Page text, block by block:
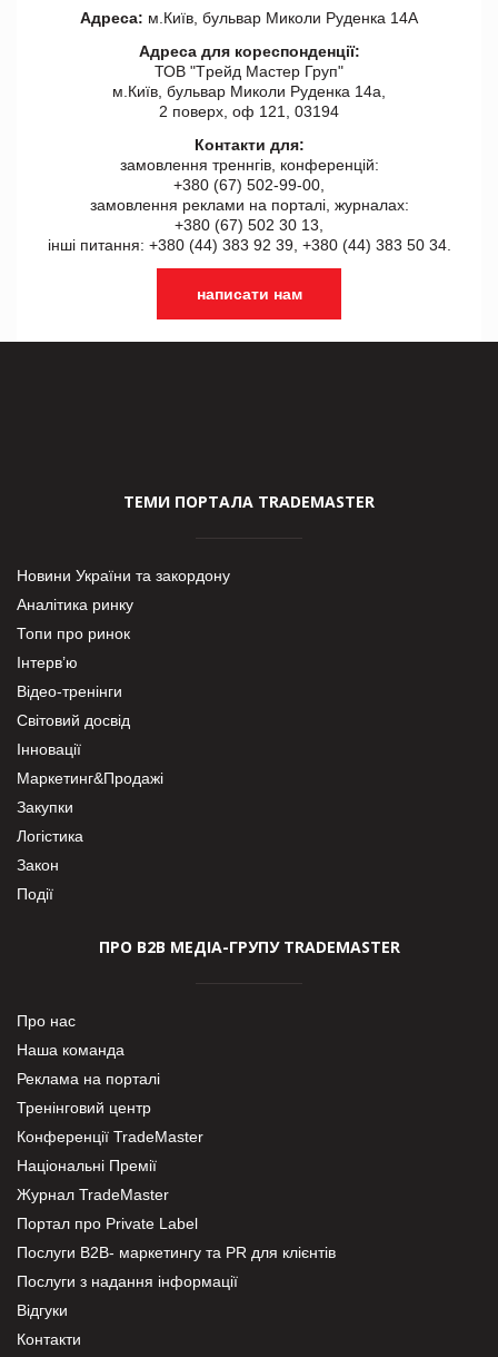
Адреса: м.Київ, бульвар Миколи Руденка 14А
Адреса для кореспонденції:
ТОВ "Tрейд Мастер Груп"
м.Київ, бульвар Миколи Руденка 14а,
2 поверх, оф 121, 03194
Контакти для:
замовлення треннгів, конференцій:
+380 (67) 502-99-00,
замовлення реклами на порталі, журналах:
+380 (67) 502 30 13,
інші питання: +380 (44) 383 92 39, +380 (44) 383 50 34.
написати нам
ТЕМИ ПОРТАЛА TRADEMASTER
Новини України та закордону
Аналітика ринку
Топи про ринок
Інтерв’ю
Відео-тренінги
Світовий досвід
Інновації
Маркетинг&Продажі
Закупки
Логістика
Закон
Події
ПРО В2В МЕДІА-ГРУПУ TRADEMASTER
Про нас
Наша команда
Реклама на порталі
Тренінговий центр
Конференції TradeMaster
Національні Премії
Журнал TradeMaster
Портал про Private Label
Послуги В2В- маркетингу та PR для клієнтів
Послуги з надання інформації
Відгуки
Контакти